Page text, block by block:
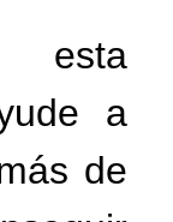
esta
a
de